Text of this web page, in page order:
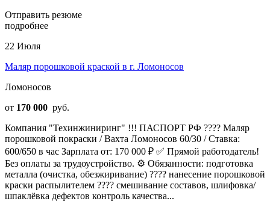
Отправить резюме
подробнее
22 Июля
Маляр порошковой краской в г. Ломоносов
Ломоносов
от 170 000 руб.
Компания "Техинжиниринг" !!! ПАСПОРТ РФ ???? Маляр
порошковой покраски / Вахта Ломоносов 60/30 / Ставка:
600/650 в час Зарплата от: 170 000 ₽ ✅ Прямой работодатель!
Без оплаты за трудоустройство. ⚙️ Обязанности: подготовка
металла (очистка, обезжиривание) ???? нанесение порошковой
краски распылителем ???? смешивание составов, шлифовка/
шпаклёвка дефектов контроль качества...